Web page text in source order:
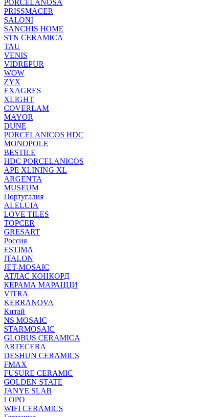
PORCELANOSA
PRISSMACER
SALONI
SANCHIS HOME
STN CERAMICA
TAU
VENIS
VIDREPUR
WOW
ZYX
EXAGRES
XLIGHT
COVERLAM
MAYOR
DUNE
PORCELANICOS HDC
MONOPOLE
BESTILE
HDC PORCELANICOS
APE XLINING XL
ARGENTA
MUSEUM
Португалия
ALELUIA
LOVE TILES
TOPCER
GRESART
Россия
ESTIMA
ITALON
JET-MOSAIC
АТЛАС КОНКОРД
КЕРАМА МАРАЦЦИ
VITRA
KERRANOVA
Китай
NS MOSAIC
STARMOSAIC
GLOBUS CERAMICA
ARTECERA
DESHUN CERAMICS
FMAX
FUSURE CERAMIC
GOLDEN STATE
JANYE SLAB
LOPO
WIFI CERAMICS